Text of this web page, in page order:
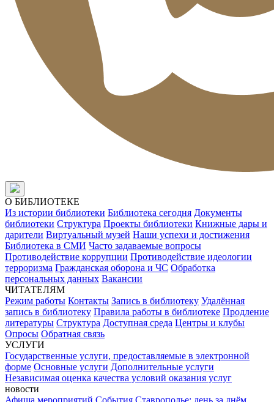
О БИБЛИОТЕКЕ
Из истории библиотеки Библиотека сегодня Документы
библиотеки Структура Проекты библиотеки Книжные дары и
дарители Виртуальный музей Наши успехи и достижения
Библиотека в СМИ Часто задаваемые вопросы
Противодействие коррупции Противодействие идеологии
терроризма Гражданская оборона и ЧС Обработка
персональных данных Вакансии
ЧИТАТЕЛЯМ
Режим работы Контакты Запись в библиотеку Удалённая
запись в библиотеку Правила работы в библиотеке Продление
литературы Структура Доступная среда Центры и клубы
Опросы Обратная связь
УСЛУГИ
Государственные услуги, предоставляемые в электронной
форме Основные услуги Дополнительные услуги
Независимая оценка качества условий оказания услуг
новости
Афиша мероприятий События Ставрополье: день за днём